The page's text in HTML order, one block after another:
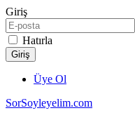
Giriş
Hatırla
Üye Ol
SorSoyleyelim.com